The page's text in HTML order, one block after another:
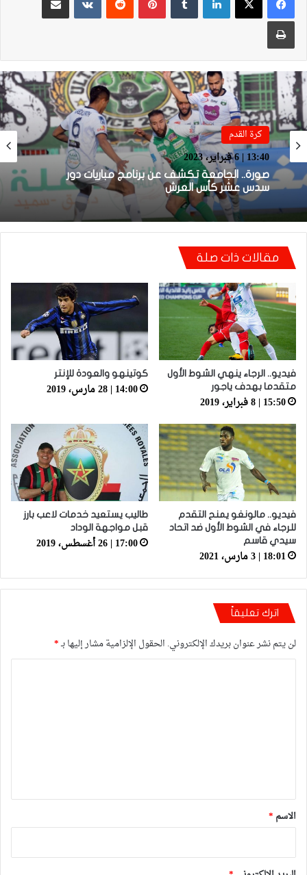
طباعة
كرة القدم
13:40 | 6 فبراير، 2023
صورة.. الجامعة تكشف عن برنامج مباريات دور
سدس عشر كأس العرش
كرة القدم
17:38 | 31 يناير، 2023
قرعة الدور الـ32 من كأس العرش تضع المغرب
التطواني واتحاد تواركة في مواجهات قوية
مقالات ذات صلة
فيديو.. الرجاء ينهي الشوط الأول
متقدما بهدف ياجور
15:50 | 8 فبراير، 2019
كوتينهو والعودة للإنتر
14:00 | 28 مارس، 2019
فيديو.. مالونغو يمنح التقدم
للرجاء في الشوط الأول ضد اتحاد
سيدي قاسم
18:01 | 3 مارس، 2021
طاليب يستعيد خدمات لاعب بارز
قبل مواجهة الوداد
17:00 | 26 أغسطس، 2019
اترك تعليقاً
لن يتم نشر عنوان بريدك الإلكتروني. الحقول الإلزامية مشار إليها بـ*
*
الاسم *